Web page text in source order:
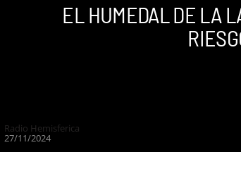
EL HUMEDAL DE LA
Radio Hemisferica
27/11/2024